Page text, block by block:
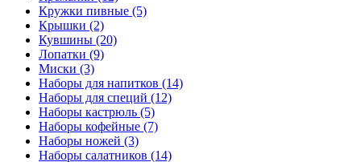
Кружки пивные (5)
Крышки (2)
Кувшины (20)
Лопатки (9)
Миски (3)
Наборы для напитков (14)
Наборы для специй (12)
Наборы кастрюль (5)
Наборы кофейные (7)
Наборы ножей (3)
Наборы салатников (14)